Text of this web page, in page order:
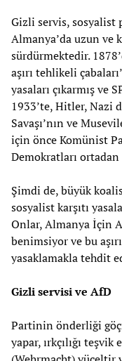
Gizli servis, sosyalist
Almanya’da uzun
sürdürmektedir.
aşırı tehlikeli
yasaları çıkarmış ve
1933’te, Hitler, Nazi
Savaşı’nın ve
için önce Komünist
Demokratları ortadan
Şimdi de, büyük
sosyalist karşıtı
Onlar, Almanya İçin
benimsiyor ve bu
yasaklamakla tehdit
Gizli servisi ve AfD
Partinin önderliği
yapar, ırkçılığı